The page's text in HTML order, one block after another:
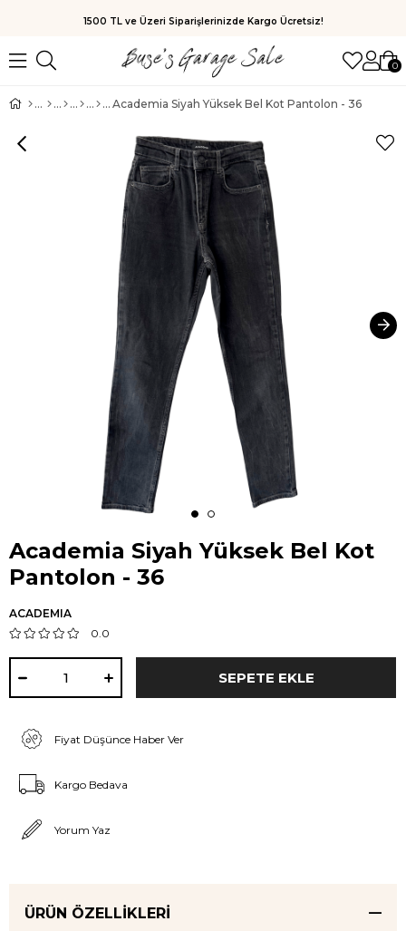
1500 TL ve Üzeri Siparişlerinizde Kargo Ücretsiz!
0
Academia Siyah Yüksek Bel Kot Pantolon - 36
Academia Siyah Yüksek Bel Kot
Pantolon - 36
ACADEMIA
0.0
Fiyat Düşünce Haber Ver
Kargo Bedava
Yorum Yaz
ÜRÜN ÖZELLIKLERI